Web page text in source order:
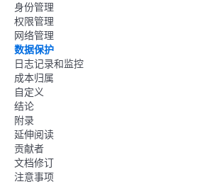
身份管理
权限管理
网络管理
数据保护
日志记录和监控
成本归属
自定义
结论
附录
延伸阅读
贡献者
文档修订
注意事项